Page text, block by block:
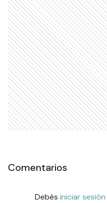
Comentarios
Debés iniciar sesión